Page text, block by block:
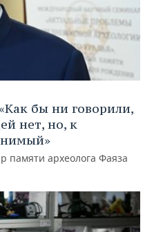
бы ни говорили,
нет, но, к
памяти археолога Фаяза